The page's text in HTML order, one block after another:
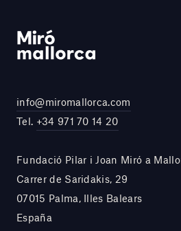
info@miromallorca.com
Tel. +34 971 70 14 20
Fundació Pilar i Joan Miró a
Carrer de Saridakis, 29
07015 Palma, Illes Balears
España